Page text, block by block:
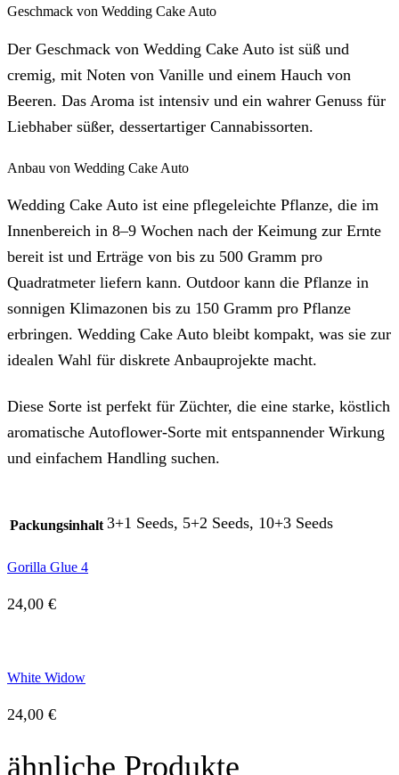
Geschmack von Wedding Cake Auto
Der Geschmack von Wedding Cake Auto ist süß und
cremig, mit Noten von Vanille und einem Hauch von
Beeren. Das Aroma ist intensiv und ein wahrer Genuss für
Liebhaber süßer, dessertartiger Cannabissorten.
Anbau von Wedding Cake Auto
Wedding Cake Auto ist eine pflegeleichte Pflanze, die im
Innenbereich in 8–9 Wochen nach der Keimung zur Ernte
bereit ist und Erträge von bis zu 500 Gramm pro
Quadratmeter liefern kann. Outdoor kann die Pflanze in
sonnigen Klimazonen bis zu 150 Gramm pro Pflanze
erbringen. Wedding Cake Auto bleibt kompakt, was sie zur
idealen Wahl für diskrete Anbauprojekte macht.
Diese Sorte ist perfekt für Züchter, die eine starke, köstlich
aromatische Autoflower-Sorte mit entspannender Wirkung
und einfachem Handling suchen.
Packungsinhalt 3+1 Seeds, 5+2 Seeds, 10+3 Seeds
Gorilla Glue 4
24,00 €
White Widow
24,00 €
ähnliche Produkte